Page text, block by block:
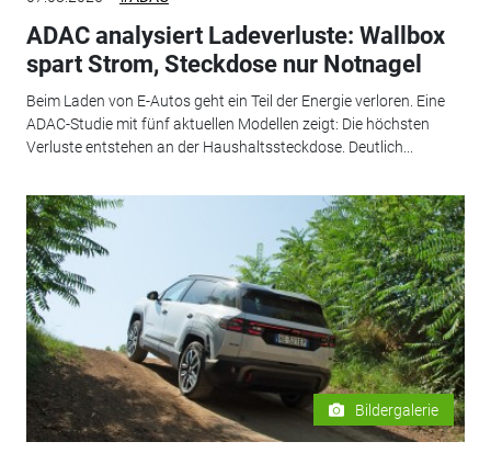
ADAC analysiert Ladeverluste: Wallbox
spart Strom, Steckdose nur Notnagel
Beim Laden von E-Autos geht ein Teil der Energie verloren. Eine
ADAC-Studie mit fünf aktuellen Modellen zeigt: Die höchsten
Verluste entstehen an der Haushaltssteckdose. Deutlich...
Bildergalerie